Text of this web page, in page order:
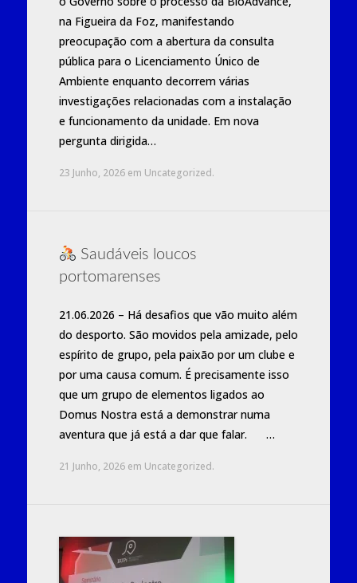
na Figueira da Foz, manifestando
preocupação com a abertura da consulta
pública para o Licenciamento Único de
Ambiente enquanto decorrem várias
investigações relacionadas com a instalação
e funcionamento da unidade. Em nova
pergunta dirigida…
23 Junho, 2026em Uncategorized.
Saudáveis loucos
portomarenses
21.06.2026 – Há desafios que vão muito além
do desporto. São movidos pela amizade, pelo
espírito de grupo, pela paixão por um clube e
por uma causa comum. É precisamente isso
que um grupo de elementos ligados ao
Domus Nostra está a demonstrar numa
aventura que já está a dar que falar. …
21 Junho, 2026em Uncategorized.